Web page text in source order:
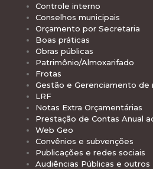
Controle interno
Conselhos municipais
Orçamento por Secretaria
Boas práticas
Obras públicas
Patrimônio/Almoxarifado
Frotas
Gestão e Gerenciamento de
LRF
Notas Extra Orçamentárias
Prestação de Contas Anual
Web Geo
Convênios e subvenções
Publicações e redes sociais
Audiências Públicas e outros